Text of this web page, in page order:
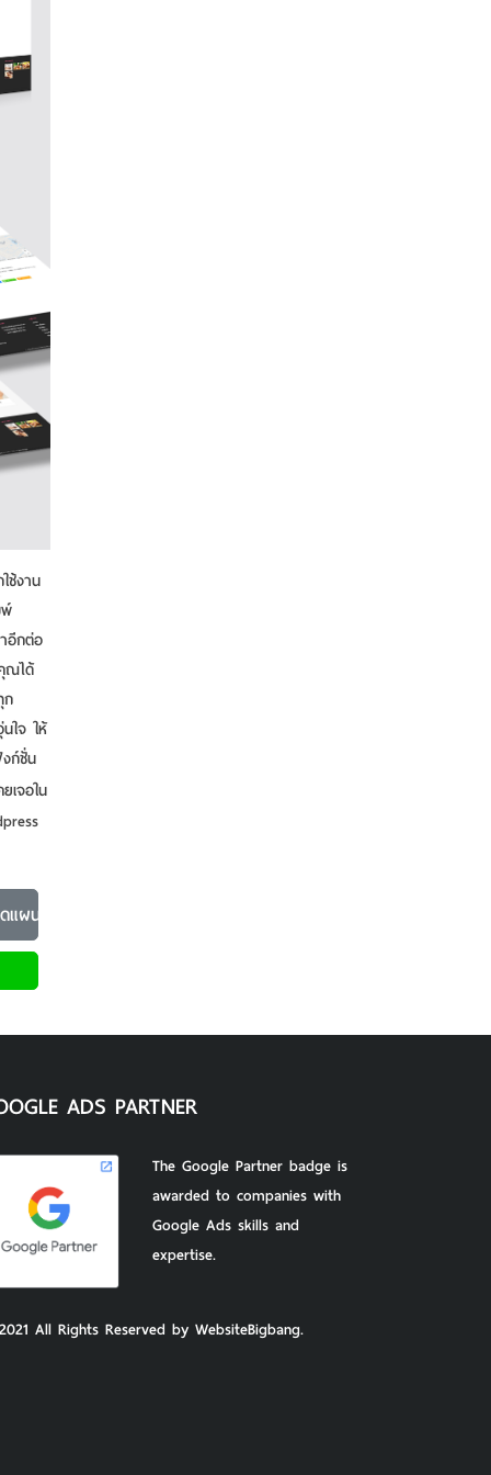
ช้งาน
อีกต่อ
ณได้
ก
ใจ ให้
ก์ชั่น
เจอใน
ผนไทย ร้านสปา
ADS PARTNER
The Google Partner badge is
awarded to companies with
Google Ads skills and
expertise.
All Rights Reserved by WebsiteBigbang.